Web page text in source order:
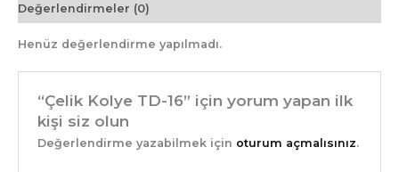
Değerlendirmeler (0)
Henüz değerlendirme yapılmadı.
“Çelik Kolye TD-16” için yorum yapan ilk
kişi siz olun
Değerlendirme yazabilmek için oturum açmalısınız.